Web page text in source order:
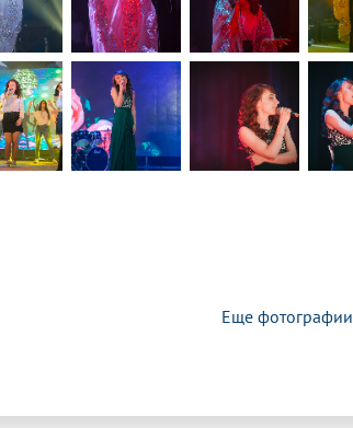
Еще фотографии